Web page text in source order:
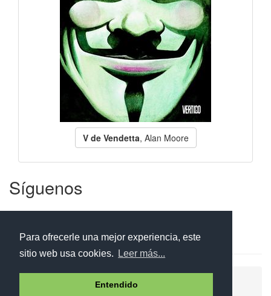
Para ofrecerle una mejor experiencia, este
sitio web usa cookies.
Leer más...
Entendido
V de Vendetta, Alan Moore
Síguenos
Ayuda Aviso legal
Política de cookies
Política de privacidad